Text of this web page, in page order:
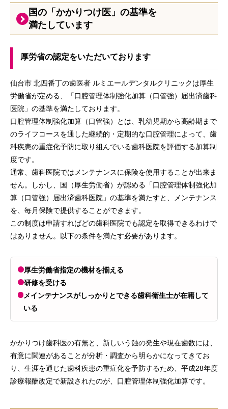
国の「かかりつけ医」の基準を
満たしています
厚労省の認定をいただいております
仙台市 北四番丁の歯医者 ルミエールデンタルクリニックは厚生
労働省が定める、「口腔管理体制強化加算（口管強）届出済歯科
医院」の基準を満たしております。
口腔管理体制強化加算（口管強）とは、乳幼児期から高齢期まで
のライフコースを通した継続的・定期的な口腔管理によって、歯
科疾患の重症化予防に取り組んでいる歯科医院を評価する加算制
度です。
通常、歯科医院ではメンテナンスに保険を使用することが出来ま
せん。しかし、国（厚生労働省）が認める「口腔管理体制強化加
算（口管強）届出済歯科医院」の基準を満たすと、メンテナンス
を、毎月保険で提供することができます。
この制度は申請すればどの歯科医院でも認定を取得できるわけで
はありません。以下の条件を満たす必要があります。
厚生労働省指定の機材を揃える
研修を受ける
メインテナンスがしっかりとできる歯科衛生士が在籍して
いる
かかりつけ歯科医の有無と、新しいう蝕の発生や現在歯数には、
有意に関連があることが分析・調査から明らかになってきてお
り、生涯を通じた歯科疾患の重症化を予防するため、平成28年度
診療報酬改定で新設されたのが、口腔管理体制強化加算です。